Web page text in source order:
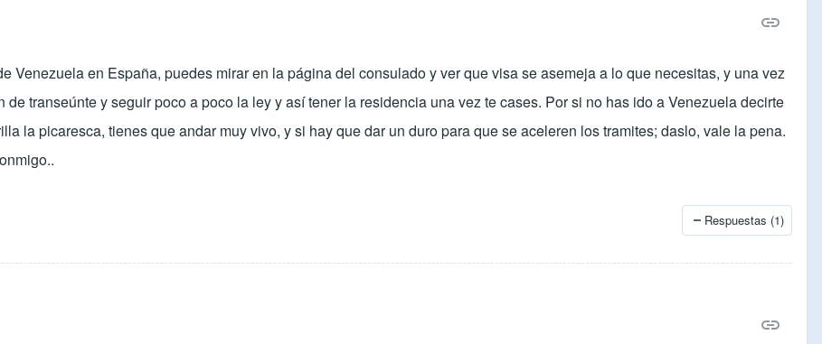
Venezuela en España, puedes mirar en la página del consulado y ver que visa se asemeja a lo que necesitas, y una vez
transeúnte y seguir poco a poco la ley y así tener la residencia una vez te cases. Por si no has ido a Venezuela decirte
la picaresca, tienes que andar muy vivo, y si hay que dar un duro para que se aceleren los tramites; daslo, vale la pena.
Respuestas (1)